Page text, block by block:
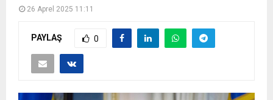
26 Aprel 2025 11:11
PAYLAŞ 0